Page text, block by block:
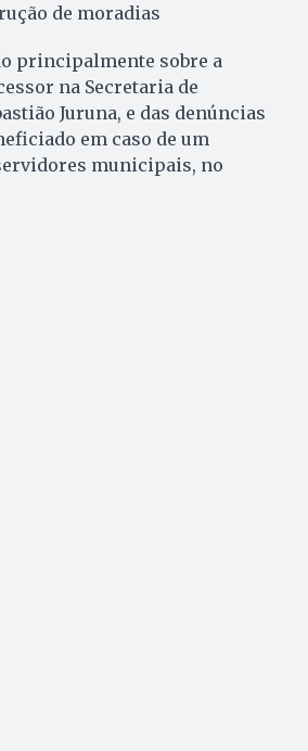
de moradias
principalmente sobre a
na Secretaria de
Juruna, e das denúncias
em caso de um
municipais, no